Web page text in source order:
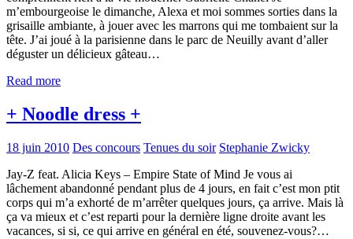
m’embourgeoise le dimanche, Alexa et moi sommes sorties dans la
grisaille ambiante, à jouer avec les marrons qui me tombaient sur la
tête. J’ai joué à la parisienne dans le parc de Neuilly avant d’aller
déguster un délicieux gâteau…
Read more
+ Noodle dress +
18 juin 2010 Des concours Tenues du soir Stephanie Zwicky
Jay-Z feat. Alicia Keys – Empire State of Mind Je vous ai
lâchement abandonné pendant plus de 4 jours, en fait c’est mon ptit
corps qui m’a exhorté de m’arrêter quelques jours, ça arrive. Mais là
ça va mieux et c’est reparti pour la dernière ligne droite avant les
vacances, si si, ce qui arrive en général en été, souvenez-vous?…